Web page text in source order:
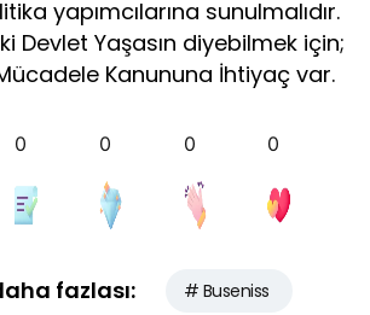
yapımcılarına sunulmalıdır.
Devlet Yaşasın diyebilmek için;
Kanununa İhtiyaç var.
0 0 0 0
fazlası:
# Buseniss